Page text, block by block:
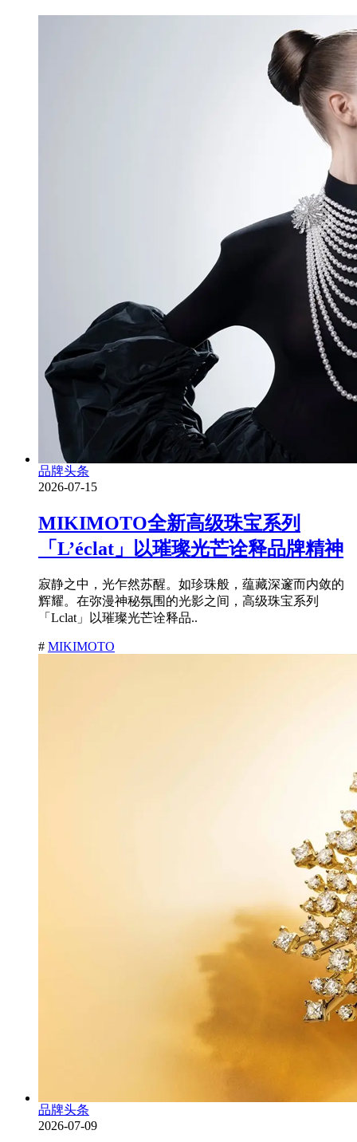
品牌头条
2026-07-15
MIKIMOTO全新高级珠宝系列
「L’éclat」以璀璨光芒诠释品牌精神
寂静之中，光乍然苏醒。如珍珠般，蕴藏深邃而内敛的
辉耀。在弥漫神秘氛围的光影之间，高级珠宝系列
「Lclat」以璀璨光芒诠释品..
# MIKIMOTO
品牌头条
2026-07-09